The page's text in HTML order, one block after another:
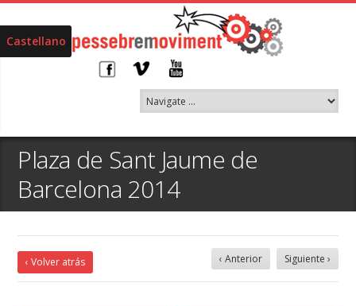
Castellano
Plaza de Sant Jaume de
Barcelona 2014
‹ Volver atrás ‹ Anterior Siguiente ›